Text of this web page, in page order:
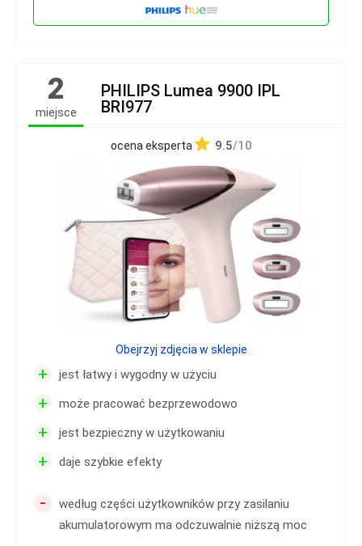
2
miejsce
PHILIPS Lumea 9900 IPL
BRI977
ocena eksperta 9.5/10
+ jest łatwy i wygodny w użyciu
+ może pracować bezprzewodowo
+ jest bezpieczny w użytkowaniu
+ daje szybkie efekty
-
według części użytkowników przy zasilaniu
akumulatorowym ma odczuwalnie niższą moc
Obejrzyj zdjęcia w sklepie